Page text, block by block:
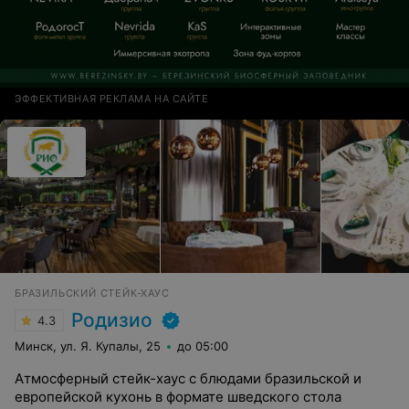
ЭФФЕКТИВНАЯ РЕКЛАМА НА САЙТЕ
БРАЗИЛЬСКИЙ СТЕЙК-ХАУС
4.3 Родизио
Минск, ул. Я. Купалы, 25 до 05:00
Атмосферный стейк-хаус с блюдами бразильской и
европейской кухонь в формате шведского стола